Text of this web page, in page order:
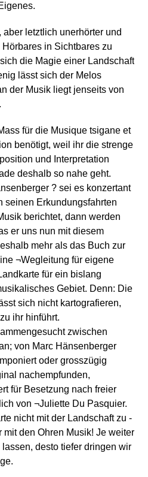
letztlich unerhörter und
in Sichtbares zu
die Magie einer Landschaft
lässt sich der Melos
der Musik liegt jenseits von
für die Musique tsigane et
benötigt, weil ihr die strenge
und Interpretation
deshalb so nahe geht.
? sei es konzertant
seinen Erkundungsfahrten
berichtet, dann werden
er uns nun mit diesem
mehr als das Buch zur
¬Wegleitung für eigene
für ein bislang
Gebiet. Denn: Die
sich nicht kartografieren,
ihr hinführt.
zwischen
von Marc Hänsenberger
oder grosszügig
nachempfunden,
für Besetzung nach freier
von ¬Juliette Du Pasquier.
nicht mit der Landschaft zu -
den Ohren Musik! Je weiter
desto tiefer dringen wir